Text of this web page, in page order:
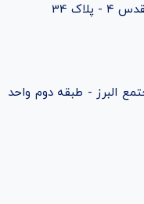
34
خ تهران - نبش البرز ۱۲ - مجتمع البرز - طبقه دوم واحد